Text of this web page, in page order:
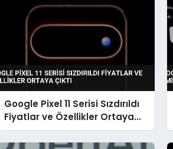
Google Pixel 11 Serisi Sızdırıldı
Fiyatlar ve Özellikler Ortaya
Çıktı